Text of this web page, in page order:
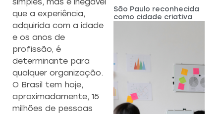
que a experiência,
adquirida com a idade
e os anos de
profissão, é
determinante para
qualquer organização.
O Brasil tem hoje,
aproximadamente, 15
milhões de pessoas
São Paulo reconhecida
como cidade criativa